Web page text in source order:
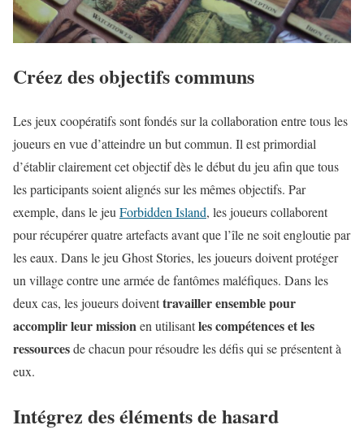
Créez des objectifs communs
Les jeux coopératifs sont fondés sur la collaboration entre tous les
joueurs en vue d’atteindre un but commun. Il est primordial
d’établir clairement cet objectif dès le début du jeu afin que tous
les participants soient alignés sur les mêmes objectifs. Par
exemple, dans le jeu Forbidden Island, les joueurs collaborent
pour récupérer quatre artefacts avant que l’île ne soit engloutie par
les eaux. Dans le jeu Ghost Stories, les joueurs doivent protéger
un village contre une armée de fantômes maléfiques. Dans les
deux cas, les joueurs doiventtravailler ensemble pour
accomplir leur mission en utilisantles compétences et les
ressourcesde chacun pour résoudre les défis qui se présentent à
eux.
Intégrez des éléments de hasard